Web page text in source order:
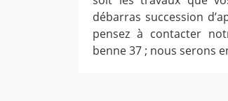
débarras succession
pensez à contacter
benne 37 ; nous serons